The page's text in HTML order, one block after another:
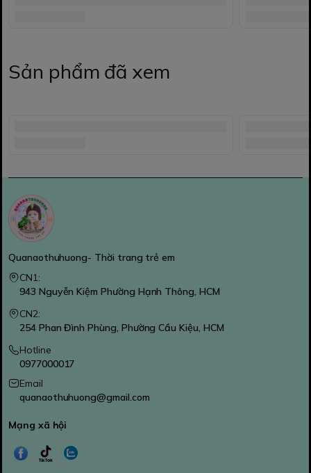
Sản phẩm đã xem
Quanaothuhuong- Thời trang trẻ em
CN1:
943 Nguyễn Kiệm Phường Hạnh Thông, HCM
CN2:
254 Phan Đình Phùng, Phường Cầu Kiệu, HCM
Hotline
0977000017
Email
quanaothuhuong@gmail.com
Mạng xã hội